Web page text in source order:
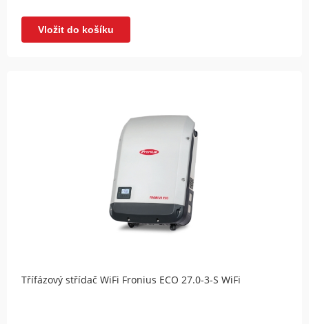
Vložit do košíku
Třífázový střídač WiFi Fronius ECO 27.0-3-S WiFi